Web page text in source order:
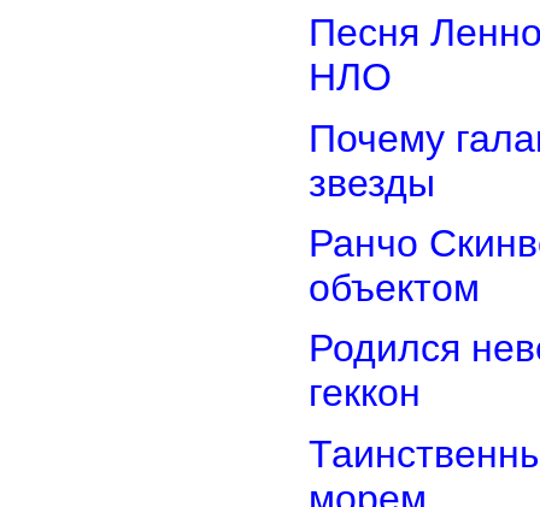
Песня
НЛО
Почему
звезды
Ранчо
объектом
Родился
геккон
морем